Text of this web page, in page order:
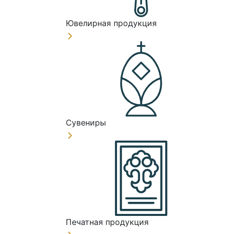
Ювелирная продукция
Сувениры
Печатная продукция